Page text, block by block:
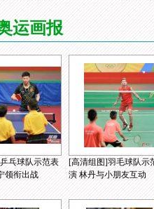
运画报
乓球队示范表
领衔出战
[高清组图]羽毛球队示
演 林丹与小朋友互动